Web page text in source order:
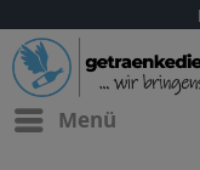
Menü